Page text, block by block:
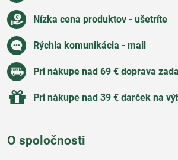
Nízka cena produktov - ušetríte
Rýchla komunikácia - mail
Pri nákupe nad 69 € doprava
Pri nákupe nad 39 € darček na
O spoločnosti